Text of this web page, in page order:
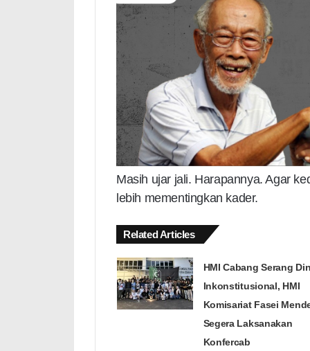
Masih ujar jali. Harapannya. Agar
lebih mementingkan kader.
Related Articles
HMI Cabang Serang
Inkonstitusional, HMI
Komisariat Fasei
Segera Laksanakan
Konfercab